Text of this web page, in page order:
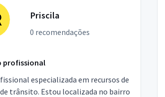
Priscila
0 recomendações
profissional
especializada em recursos de
trânsito. Estou localizada no bairro